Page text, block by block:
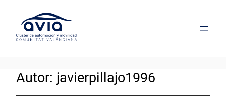
contenido
Autor: javierpillajo1996